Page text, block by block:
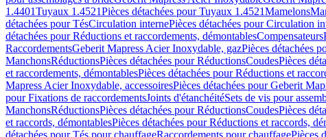
1.4401Tuyaux 1.4521Pièces détachées pour Tuyaux 1.4521Mamelons
détachées pour TésCirculation internePièces détachées pour Circulation
détachées pour Réductions et raccordements, démontablesCompensateurs
RaccordementsGeberit Mapress Acier Inoxydable, gazPièces détachées
ManchonsRéductionsPièces détachées pour RéductionsCoudesPièces
et raccordements, démontablesPièces détachées pour Réductions et
Mapress Acier Inoxydable, accessoiresPièces détachées pour Geberit
pour Fixations de raccordementsJoints d'étanchéitéSets de vis pour
ManchonsRéductionsPièces détachées pour RéductionsCoudesPièces
et raccords, démontablesPièces détachées pour Réductions et raccords,
détachées pour Tés pour chauffageRaccordements pour chauffagePièces